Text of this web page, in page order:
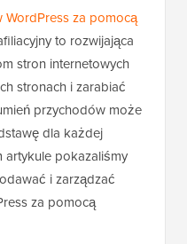
za pomocą
to rozwijająca
stron internetowych
stronach i zarabiać
przychodów może
dla każdej
artykule pokazaliśmy
i zarządzać
za pomocą